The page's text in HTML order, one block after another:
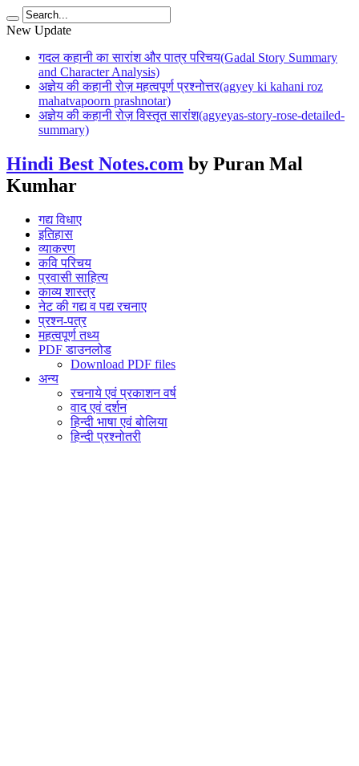
New Update
गदल कहानी का सारांश और पात्र परिचय(Gadal Story Summary
and Character Analysis)
अज्ञेय की कहानी रोज़ महत्वपूर्ण प्रश्नोत्तर(agyey ki kahani roz
mahatvapoorn prashnotar)
अज्ञेय की कहानी रोज़ विस्तृत सारांश(agyeyas-story-rose-detailed-
summary)
Hindi Best Notes.com by Puran Mal
Kumhar
गद्य विधाए
इतिहास
व्याकरण
कवि परिचय
प्रवासी साहित्य
काव्य शास्त्र
नेट की गद्य व पद्य रचनाए
प्रश्न-पत्र
महत्वपूर्ण तथ्य
PDF डाउनलोड
Download PDF files
अन्य
रचनाये एवं प्रकाशन वर्ष
वाद एवं दर्शन
हिन्दी भाषा एवं बोलिया
हिन्दी प्रश्नोतरी